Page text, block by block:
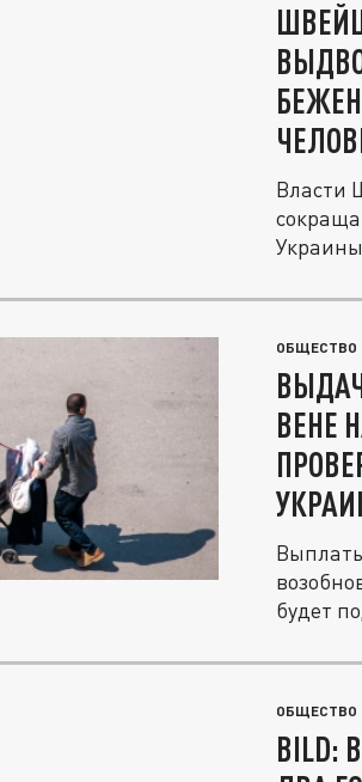
Власти
ОБЩЕСТВО
ВЕНЕ
будет
ОБЩЕСТВО
BILD: